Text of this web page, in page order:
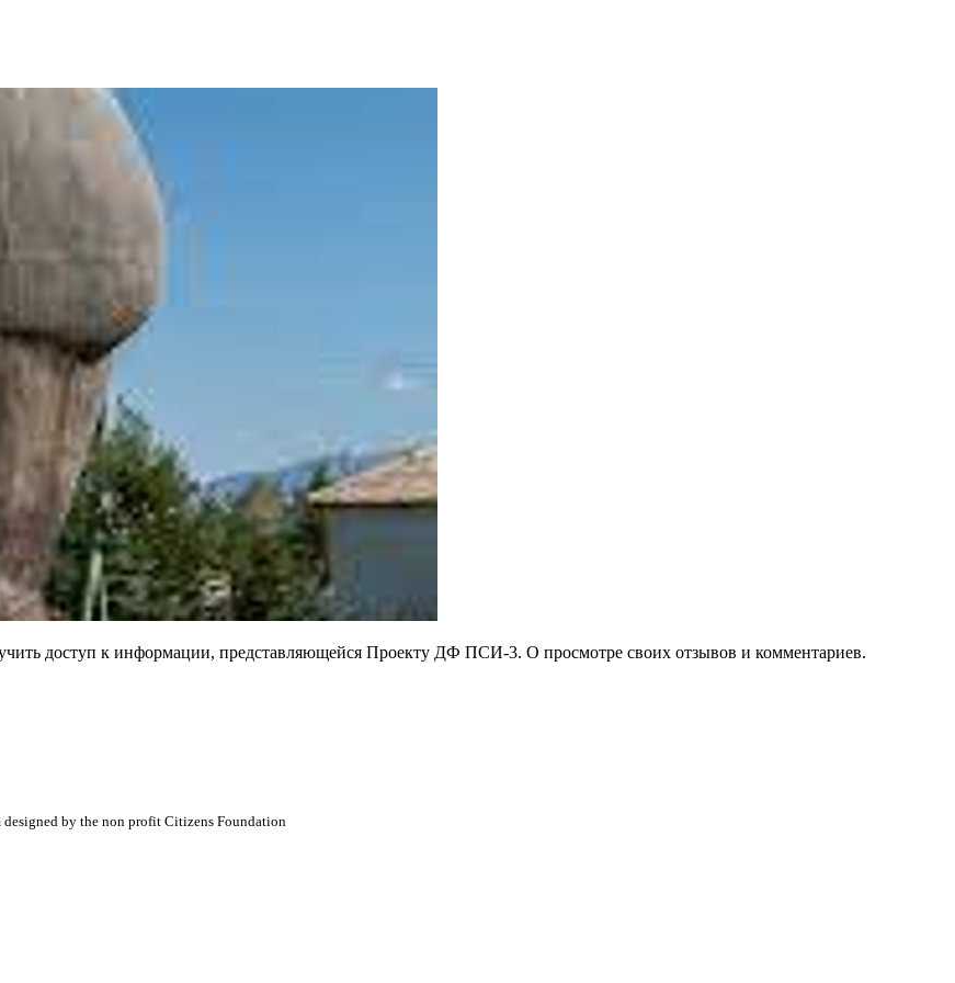
доступ к информации, представляющейся Проекту ДФ ПСИ-3. О просмотре своих отзывов и комментариев.
by the non profit Citizens Foundation